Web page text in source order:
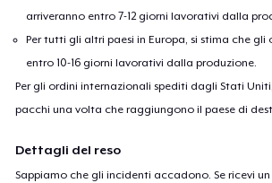
arriveranno entro 7-12 giorni lavorativi dalla
Per tutti gli altri paesi in Europa, si stima che gli
entro 10-16 giorni lavorativi dalla produzione.
Per gli ordini internazionali spediti dagli Stati
pacchi una volta che raggiungono il paese di
Dettagli del reso
Sappiamo che gli incidenti accadono. Se ricevi